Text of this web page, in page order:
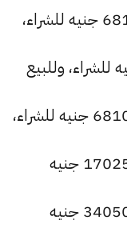
أسعار الذهب عيار 21 وزن 1 جرام 6810 جنيه للشراء،
وزن 5 جرام 34050 جنيه للشراء، وللبيع
سعر الذهب عيار 21 وزن 10 جرام 68100 جنيه للشراء،
سعر الذهب عيار 21 وزن 25 جرام 170250 جنيه
سعر الذهب عيار 21 وزن 50 جرام 340500 جنيه